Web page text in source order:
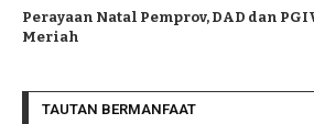
Perayaan Natal Pemprov, DAD dan
Meriah
TAUTAN BERMANFAAT